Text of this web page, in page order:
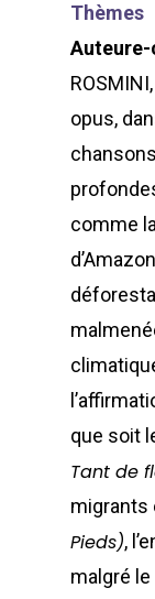
Thèmes
opus,
comme
que soit
Tant de
migrants
Pieds),
malgré